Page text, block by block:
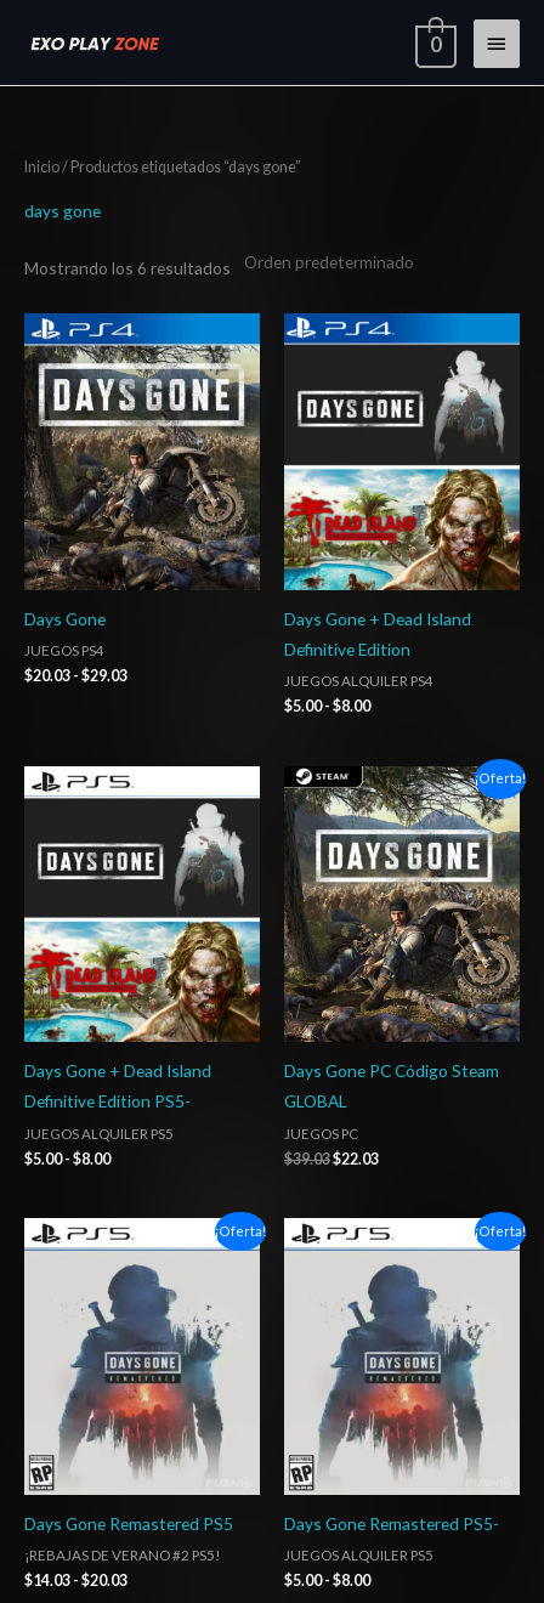
Menú
0
Inicio/ Productos etiquetados “days gone”
days gone
Mostrando los 6 resultados
Days Gone
JUEGOS PS4
$20.03 - $29.03
Rango
de
precios:
desde
$20.03
hasta
$29.03
Days Gone + Dead Island
Definitive Edition
JUEGOS ALQUILER PS4
$5.00 - $8.00
Rango
de
$5.00
hasta
Days Gone + Dead Island
Definitive Edition PS5-
JUEGOS ALQUILER PS5
$5.00 - $8.00
Rango
de
$5.00
hasta
¡Oferta!
Days Gone PC Código Steam
GLOBAL
JUEGOS PC
$39.03
El
precio
original
era:
$39.03.
$22.03
El
precio
actual
es:
$22.03.
¡Oferta!
Days Gone Remastered PS5
¡REBAJAS DE VERANO #2 PS5!
$14.03 - $20.03
Rango
de
precios:
desde
$14.03
hasta
$20.03
¡Oferta!
Days Gone Remastered PS5-
JUEGOS ALQUILER PS5
$5.00 - $8.00
Rango
de
precios:
desde
$5.00
hasta
$8.00